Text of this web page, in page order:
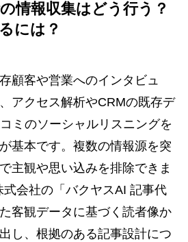
情報収集はどう行う？
には？
顧客や営業へのインタビュ
アクセス解析やCRMの既存デ
ミのソーシャルリスニングを
基本です。複数の情報源を突
主観や思い込みを排除できま
式会社の「バクヤスAI 記事代
客観データに基づく読者像か
し、根拠のある記事設計につ